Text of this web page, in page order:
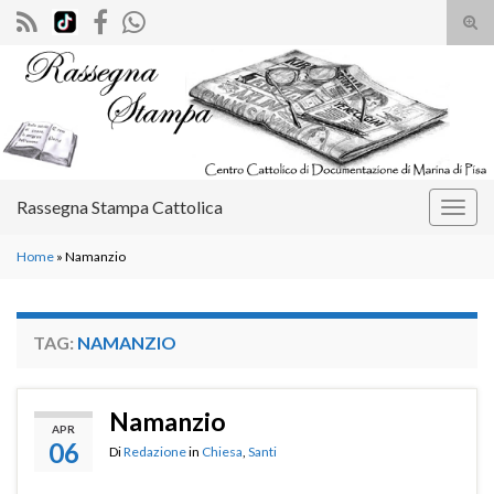
il
Search for:
Rassegna Stampa Cattolica
Home » Namanzio
TAG: NAMANZIO
APR
06
Namanzio
DiRedazionein Chiesa Santi